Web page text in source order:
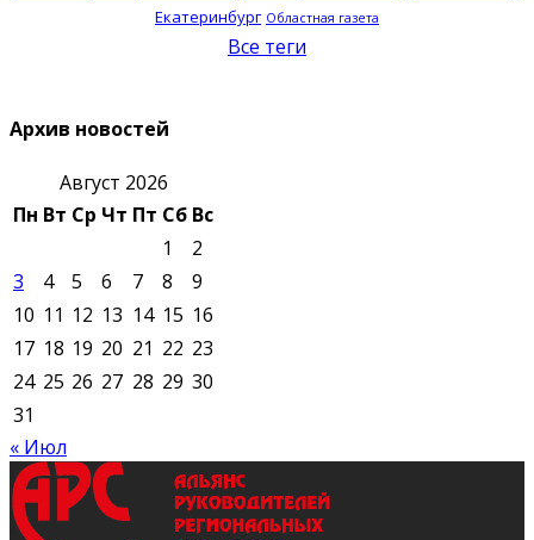
Екатеринбург Областная газета
Все теги
Архив новостей
Август 2026
Пн Вт Ср Чт Пт Сб Вс
1
2
3
4 5 6 7 8
9
10 11 12 13 14 15 16
17 18 19 20 21 22 23
24 25 26 27 28 29 30
31
« Июл